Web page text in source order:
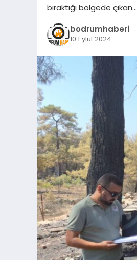
bıraktığı bölgede çıkan…
bodrumhaberi
10 Eylül 2024